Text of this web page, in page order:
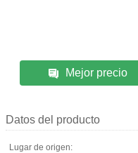
Mejor precio
Datos del producto
Lugar de origen: